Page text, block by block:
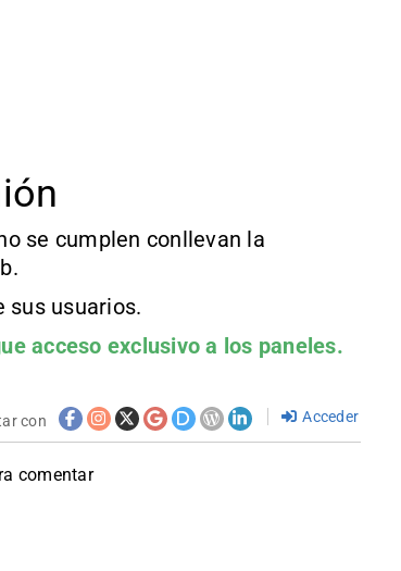
se cumplen conllevan la
sus usuarios.
acceso exclusivo a los paneles.
con Acceder
comentar